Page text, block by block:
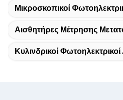
Μικροσκοπικοί
Αισθητήρες Μέτρησης
Κυλινδρικοί